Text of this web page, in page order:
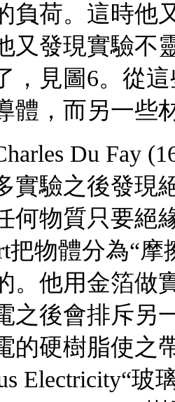
負荷。這時他
又發現實驗不
，見圖6。從
體，而另一些
Du Fay
實驗之後發現
何物質只要絕
把物體分為“
。他用金箔做
之後會排斥另
的硬樹脂使之
Electricity“玻